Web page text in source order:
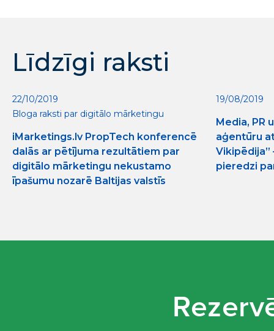
Līdzīgi raksti
22/10/2019
Bloga raksti par digitālo mārketingu
iMarketings.lv PropTech konferencē
dalās ar pētījuma rezultātiem par
digitālo mārketingu nekustamo
īpašumu nozarē Baltijas valstīs
19/08/2019
Media, PR
aģentūru
Vikipēdija”
pieredzi